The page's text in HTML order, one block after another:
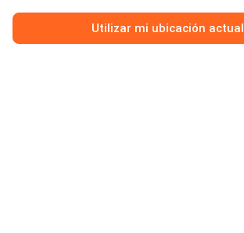
Utilizar mi ubicación actual